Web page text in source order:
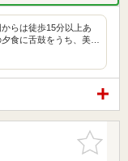
らは徒歩15分以上あ
食に舌鼓をうち、美…
お気に入
りに追加